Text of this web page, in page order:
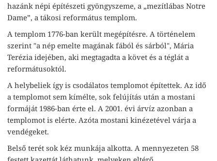
hazánk népi építészeti gyöngyszeme, a „mezítlábas Notre
Dame”, a tákosi református templom.
A templom 1776-ban került megépítésre. A történelem
szerint "a nép emelte magának fából és sárból", Mária
Terézia idejében, aki megtagadta a követ és a téglát a
reformátusoktól.
A helybeliek így is csodálatos templomot építettek. Az idő
a templomot sem kímélte, sok felújítás után a mostani
formáját 1986-ban érte el. A 2001. évi árvíz azonban a
templomot is elérte. Azóta mostani kinézetével várja a
vendégeket.
Belső terét sok kéz munkája alkotta. A mennyezeten 58